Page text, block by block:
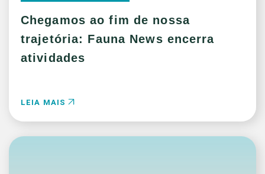
Chegamos ao fim de nossa
trajetória: Fauna News encerra
atividades
LEIA MAIS